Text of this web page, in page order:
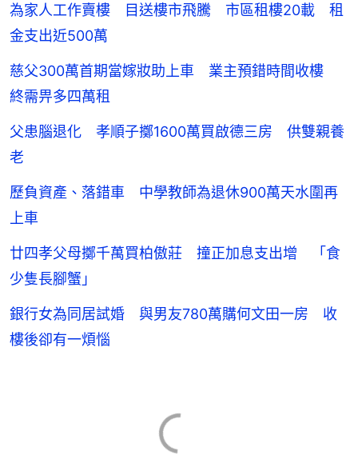
為家人工作賣樓 目送樓市飛騰 市區租樓20載 租
金支出近500萬
慈父300萬首期當嫁妝助上車 業主預錯時間收樓
終需畀多四萬租
父患腦退化 孝順子擲1600萬買啟德三房 供雙親養
老
歷負資產、落錯車 中學教師為退休900萬天水圍再
上車
廿四孝父母擲千萬買柏傲莊 撞正加息支出增 「食
少隻長腳蟹」
銀行女為同居試婚 與男友780萬購何文田一房 收
樓後卻有一煩惱